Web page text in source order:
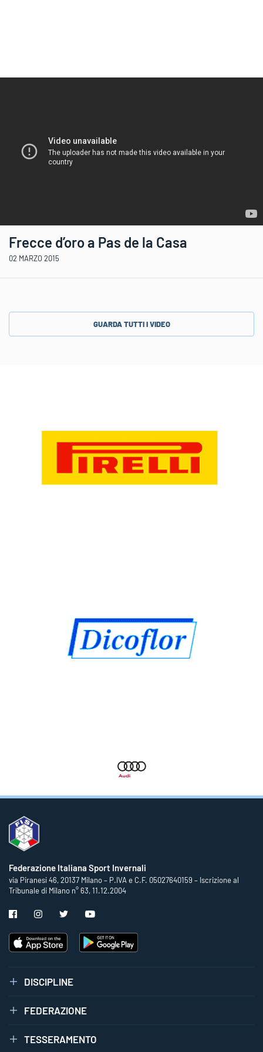
Frecce d’oro a Pas de la Casa
02 MARZO 2015
GUARDA TUTTI I VIDEO
Federazione Italiana Sport Invernali
via Piranesi 46, 20137 Milano – P.IVA e C.F. 05027640159 – Iscrizione al
Tribunale di Milano n° 63, 11.12.2004
DISCIPLINE
FEDERAZIONE
TESSERAMENTO